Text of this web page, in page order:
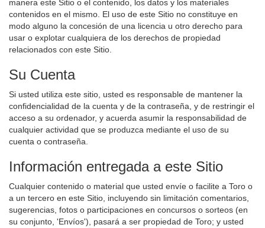
manera este Sitio o el contenido, los datos y los materiales
contenidos en el mismo. El uso de este Sitio no constituye en
modo alguno la concesión de una licencia u otro derecho para
usar o explotar cualquiera de los derechos de propiedad
relacionados con este Sitio.
Su Cuenta
Si usted utiliza este sitio, usted es responsable de mantener la
confidencialidad de la cuenta y de la contraseña, y de restringir el
acceso a su ordenador, y acuerda asumir la responsabilidad de
cualquier actividad que se produzca mediante el uso de su
cuenta o contraseña.
Información entregada a este Sitio
Cualquier contenido o material que usted envíe o facilite a Toro o
a un tercero en este Sitio, incluyendo sin limitación comentarios,
sugerencias, fotos o participaciones en concursos o sorteos (en
su conjunto, 'Envíos'), pasará a ser propiedad de Toro; y usted